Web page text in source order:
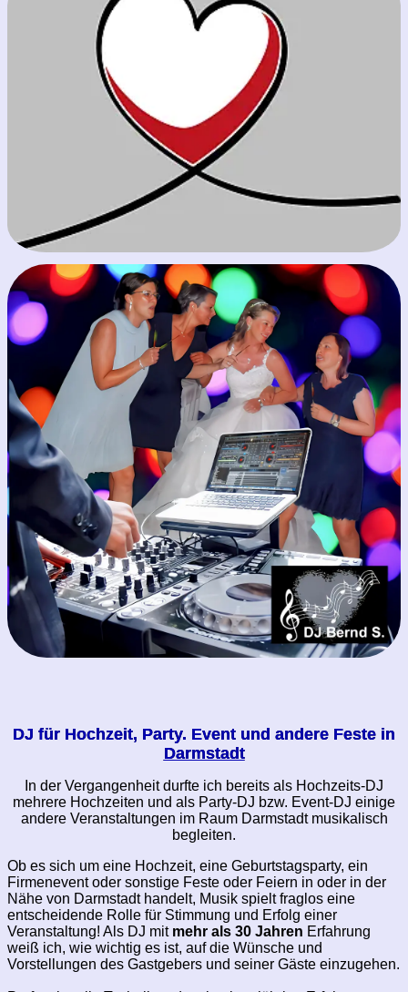
DJ für Hochzeit, Party. Event und andere Feste in
Darmstadt
In der Vergangenheit durfte ich bereits als Hochzeits-DJ
mehrere Hochzeiten und als Party-DJ bzw. Event-DJ einige
andere Veranstaltungen im Raum Darmstadt musikalisch
begleiten.
Ob es sich um eine Hochzeit, eine Geburtstagsparty, ein
Firmenevent oder sonstige Feste oder Feiern in oder in der
Nähe von Darmstadt handelt, Musik spielt fraglos eine
entscheidende Rolle für Stimmung und Erfolg einer
Veranstaltung! Als DJ mit mehr als 30 Jahren Erfahrung
weiß ich, wie wichtig es ist, auf die Wünsche und
Vorstellungen des Gastgebers und seiner Gäste einzugehen.